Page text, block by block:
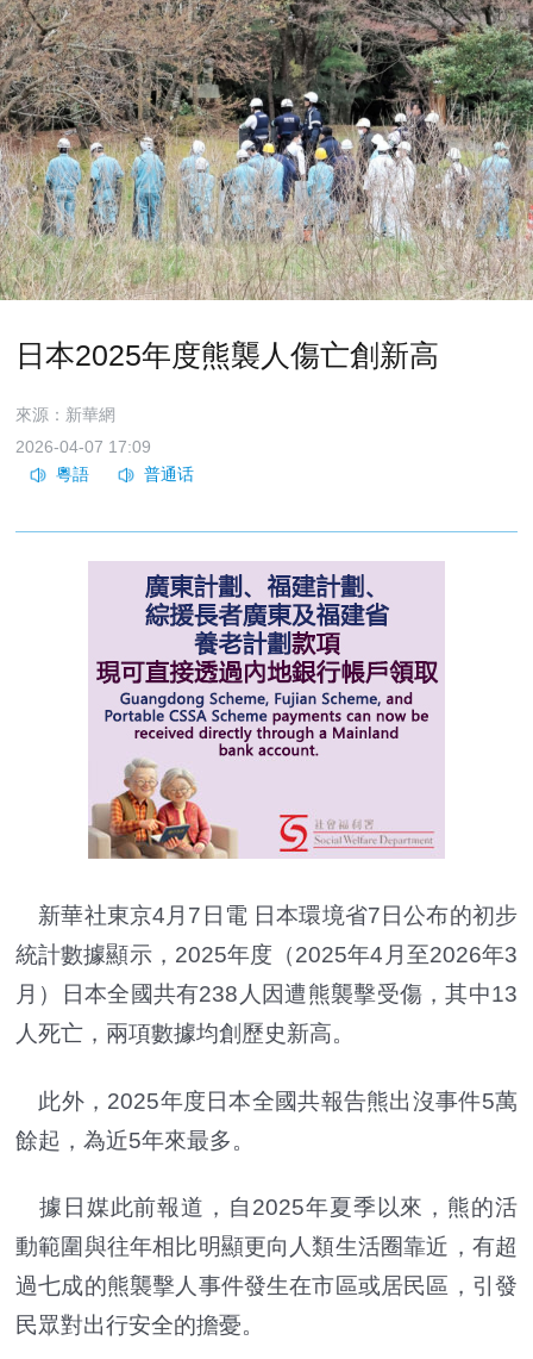
日本2025年度熊襲人傷亡創新高
來源：新華網
2026-04-07 17:09
新華社東京4月7日電 日本環境省7日公布的初步
統計數據顯示，2025年度（2025年4月至2026年3
月）日本全國共有238人因遭熊襲擊受傷，其中13
人死亡，兩項數據均創歷史新高。
此外，2025年度日本全國共報告熊出沒事件5萬
餘起，為近5年來最多。
據日媒此前報道，自2025年夏季以來，熊的活
動範圍與往年相比明顯更向人類生活圈靠近，有超
過七成的熊襲擊人事件發生在市區或居民區，引發
民眾對出行安全的擔憂。